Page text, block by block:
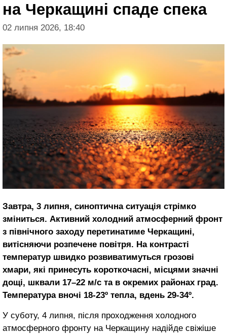
на Черкащині спаде спека
02 липня 2026, 18:40
Завтра, 3 липня, синоптична ситуація стрімко
зміниться. Активний холодний атмосферний фронт
з північного заходу перетинатиме Черкащині,
витісняючи розпечене повітря. На контрасті
температур швидко розвиватимуться грозові
хмари, які принесуть короткочасні, місцями значні
дощі, шквали 17–22 м/с та в окремих районах град.
Температура вночі 18-23º тепла, вдень 29-34º.
У суботу, 4 липня, після проходження холодного
атмосферного фронту на Черкащину надійде свіжіше